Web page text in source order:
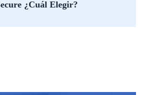
¿Cuál Elegir?